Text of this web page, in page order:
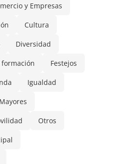
y Empresas
Cultura
Diversidad
formación Festejos
Igualdad
Mayores
Otros